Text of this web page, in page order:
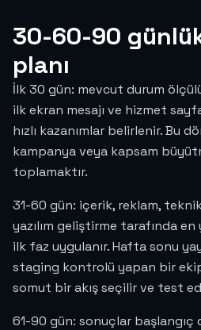
30-60-90
planı
İlk 30 gün: mevcut durum
ilk ekran mesajı ve hizmet
hızlı kazanımlar belirlenir. Bu
kampanya veya kapsam
toplamaktır.
31-60 gün: içerik, reklam,
yazılım geliştirme tarafında
ilk faz uygulanır. Hafta sonu
staging kontrolü yapan bir
somut bir akış seçilir ve test
61-90 gün: sonuçlar başlangıç